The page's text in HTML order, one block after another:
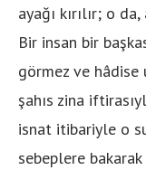
ayağı kırılır; o
Bir insan bir
görmez ve hâdise
şahıs zina
isnat itibariyle o
sebeplere